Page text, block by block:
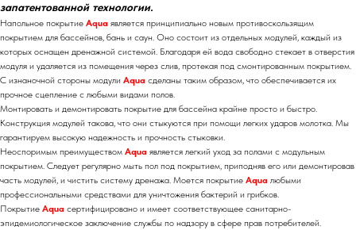
запатентованной технологии.
Напольное покрытие Aqua является принципиально новым противоскользящим
покрытием для бассейнов, бань и саун. Оно состоит из отдельных модулей, каждый из
которых оснащен дренажной системой. Благодаря ей вода свободно стекает в отверстия
модуля и удаляется из помещения через слив, протекая под смонтированным покрытием.
С изнаночной стороны модули Aqua сделаны таким образом, что обеспечивается их
прочное сцепление с любыми видами полов.
Монтировать и демонтировать покрытие для бассейна крайне просто и быстро.
Конструкция модулей такова, что они стыкуются при помощи легких ударов молотка. Мы
гарантируем высокую надежность и прочность стыковки.
Неоспоримым преимуществом Aqua является легкий уход за полами с модульным
покрытием. Следует регулярно мыть пол под покрытием, приподняв его или демонтировав
часть модулей, и чистить систему дренажа. Моется покрытие Aqua любыми
профессиональными средствами для уничтожения бактерий и грибков.
Покрытие Aqua сертифицировано и имеет соответствующее санитарно-
эпидемиологическое заключение службы по надзору в сфере прав потребителей.